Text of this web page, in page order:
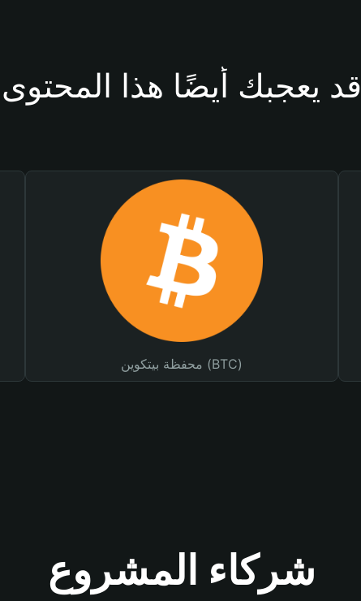
قد يعجبك أيضًا هذا المحتوى
محفظة بيتكوين (BTC)
شركاء المشروع